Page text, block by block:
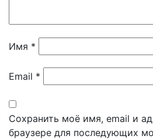
Имя *
Email *
Сохранить моё имя, email и
браузере для последующих